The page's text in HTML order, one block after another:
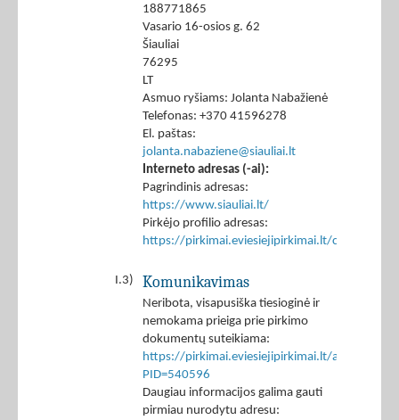
188771865
Vasario 16-osios g. 62
Šiauliai
76295
LT
Asmuo ryšiams: Jolanta Nabažienė
Telefonas: +370 41596278
El. paštas:
jolanta.nabaziene@siauliai.lt
Interneto adresas (-ai):
Pagrindinis adresas:
https://www.siauliai.lt/
Pirkėjo profilio adresas:
https://pirkimai.eviesiejipirkimai.lt/ctm/
I.3) Komunikavimas
Neribota, visapusiška tiesioginė ir
nemokama prieiga prie pirkimo
dokumentų suteikiama:
https://pirkimai.eviesiejipirkimai.lt/app/rfq/
PID=540596
Daugiau informacijos galima gauti
pirmiau nurodytu adresu: